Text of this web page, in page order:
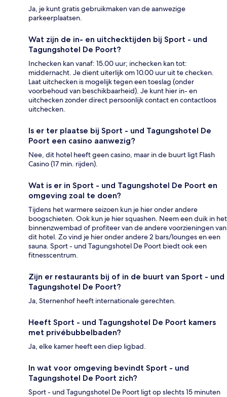
Ja, je kunt gratis gebruikmaken van de aanwezige
parkeerplaatsen.
Wat zijn de in- en uitchecktijden bij Sport - und
Tagungshotel De Poort?
Inchecken kan vanaf: 15.00 uur; inchecken kan tot:
middernacht. Je dient uiterlijk om 10.00 uur uit te checken.
Laat uitchecken is mogelijk tegen een toeslag (onder
voorbehoud van beschikbaarheid). Je kunt hier in- en
uitchecken zonder direct persoonlijk contact en contactloos
uitchecken.
Is er ter plaatse bij Sport - und Tagungshotel De
Poort een casino aanwezig?
Nee, dit hotel heeft geen casino, maar in de buurt ligt Flash
Casino (17 min. rijden).
Wat is er in Sport - und Tagungshotel De Poort en
omgeving zoal te doen?
Tijdens het warmere seizoen kun je hier onder andere
boogschieten. Ook kun je hier squashen. Neem een duik in het
binnenzwembad of profiteer van de andere voorzieningen van
dit hotel. Zo vind je hier onder andere 2 bars/lounges en een
sauna. Sport - und Tagungshotel De Poort biedt ook een
fitnesscentrum.
Zijn er restaurants bij of in de buurt van Sport - und
Tagungshotel De Poort?
Ja, Sternenhof heeft internationale gerechten.
Heeft Sport - und Tagungshotel De Poort kamers
met privébubbelbaden?
Ja, elke kamer heeft een diep ligbad.
In wat voor omgeving bevindt Sport - und
Tagungshotel De Poort zich?
Sport - und Tagungshotel De Poort ligt op slechts 15 minuten